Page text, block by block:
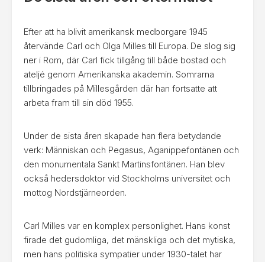
Efter att ha blivit amerikansk medborgare 1945
återvände Carl och Olga Milles till Europa. De slog sig
ner i Rom, där Carl fick tillgång till både bostad och
ateljé genom Amerikanska akademin. Somrarna
tillbringades på Millesgården där han fortsatte att
arbeta fram till sin död 1955.
Under de sista åren skapade han flera betydande
verk: Människan och Pegasus, Aganippefontänen och
den monumentala Sankt Martinsfontänen. Han blev
också hedersdoktor vid Stockholms universitet och
mottog Nordstjärneorden.
Carl Milles var en komplex personlighet. Hans konst
firade det gudomliga, det mänskliga och det mytiska,
men hans politiska sympatier under 1930-talet har